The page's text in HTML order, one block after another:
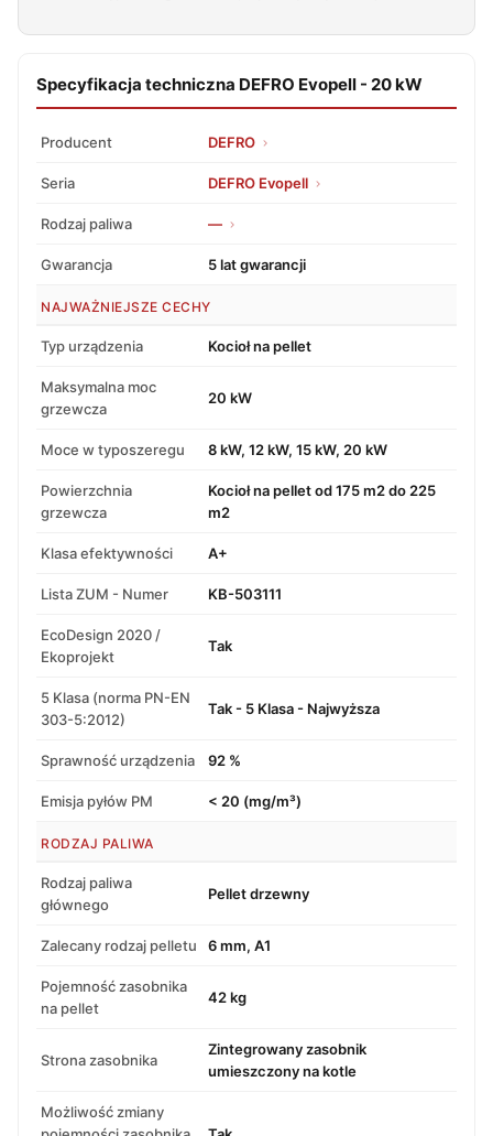
Specyfikacja techniczna DEFRO Evopell - 20 kW
Producent DEFRO
Seria DEFRO Evopell
Rodzaj paliwa —
Gwarancja 5 lat gwarancji
NAJWAŻNIEJSZE CECHY
Typ urządzenia Kocioł na pellet
Maksymalna moc
grzewcza
20 kW
Moce w typoszeregu 8 kW, 12 kW, 15 kW, 20 kW
Powierzchnia
grzewcza
Kocioł na pellet od 175 m2 do 225
m2
Klasa efektywności A+
Lista ZUM - Numer KB-503111
EcoDesign 2020 /
Ekoprojekt
Tak
5 Klasa (norma PN-EN
303-5:2012)
Tak - 5 Klasa - Najwyższa
Sprawność urządzenia 92 %
Emisja pyłów PM < 20 (mg/m³)
RODZAJ PALIWA
Rodzaj paliwa
głównego
Pellet drzewny
Zalecany rodzaj pelletu 6 mm, A1
Pojemność zasobnika
na pellet
42 kg
Strona zasobnika
Zintegrowany zasobnik
umieszczony na kotle
Możliwość zmiany